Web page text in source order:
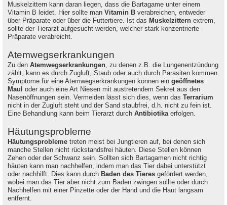
Muskelzittern kann daran liegen, dass die Bartagame unter einem
Vitamin B leidet. Hier sollte man Vitamin B verabreichen, entweder
über Präparate oder über die Futtertiere. Ist das Muskelzittern extrem,
sollte der Tierarzt aufgesucht werden, welcher stark konzentrierte
Präparate verabreicht.
Atemwegserkrankungen
Zu den Atemwegserkrankungen, zu denen z.B. die Lungenentzündung
zählt, kann es durch Zugluft, Staub oder auch durch Parasiten kommen.
Symptome für eine Atemwegserkrankungen können ein geöffnetes
Maul
oder auch eine Art Niesen mit austretendem Sekret aus den
Nasenöffnungen sein. Vermeiden lässt sich dies, wenn das Terrarium
nicht in der Zugluft steht und der Sand staubfrei, d.h. nicht zu fein ist.
Eine Behandlung kann beim Tierarzt durch Antibiotikaerfolgen.
Häutungsprobleme
Häutungsprobleme treten meist bei Jungtieren auf, bei denen sich
manche Stellen nicht rückstandsfrei häuten. Diese Stellen können
Zehen oder der Schwanz sein. Sollten sich Bartagamen nicht richtig
häuten kann man nachhelfen, indem man das Tier dabei unterstützt
oder nachhilft. Dies kann durch Baden des Tieres gefördert werden,
wobei man das Tier aber nicht zum Baden zwingen sollte oder durch
Nachhelfen mit einer Pinzette oder der Hand und die Haut langsam
entfernt.